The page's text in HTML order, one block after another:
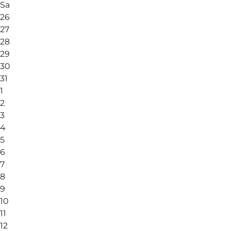
Sa
26
27
28
29
30
31
1
2
3
4
5
6
7
8
9
10
11
12